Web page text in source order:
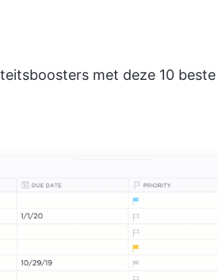
met deze 10 beste